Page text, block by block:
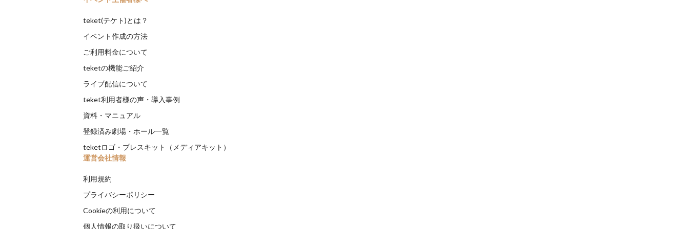
teket(テケト)とは？
イベント作成の方法
ご利用料金について
teketの機能ご紹介
ライブ配信について
teket利用者様の声・導入事例
資料・マニュアル
登録済み劇場・ホール一覧
teketロゴ・プレスキット（メディアキット）
運営会社情報
利用規約
プライバシーポリシー
Cookieの利用について
個人情報の取り扱いについて